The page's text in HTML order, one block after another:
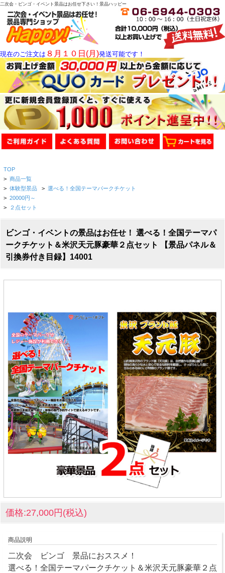
二次会・ビンゴ・イベント景品はお任せ下さい！景品ハッピー
現在のご注文は ８月１０日(月)発送可能です！
TOP
> 商品一覧
> 体験型景品 > 選べる！全国テーマパークチケット
> 20000円～
> ２点セット
ビンゴ・イベントの景品はお任せ！ 選べる！全国テーマパ
ークチケット＆米沢天元豚豪華２点セット 【景品パネル＆
引換券付き目録】14001
価格:27,000円(税込)
商品説明
二次会 ビンゴ 景品におススメ！
選べる！全国テーマパークチケット＆米沢天元豚豪華２点